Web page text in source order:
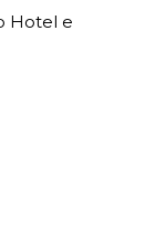
Hotel e